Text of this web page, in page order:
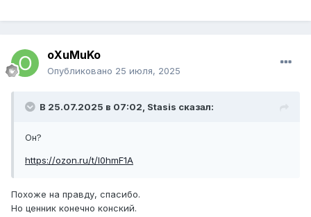
oXuMuKo
Опубликовано 25 июля, 2025
В 25.07.2025 в 07:02, Stasis сказал:
Он?
https://ozon.ru/t/I0hmF1A
Похоже на правду, спасибо.
Но ценник конечно конский.